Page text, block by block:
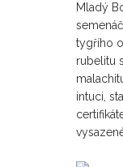
Mladý
tygřího
rubelitu
intuci,